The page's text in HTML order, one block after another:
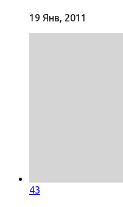
19 Янв, 2011
43